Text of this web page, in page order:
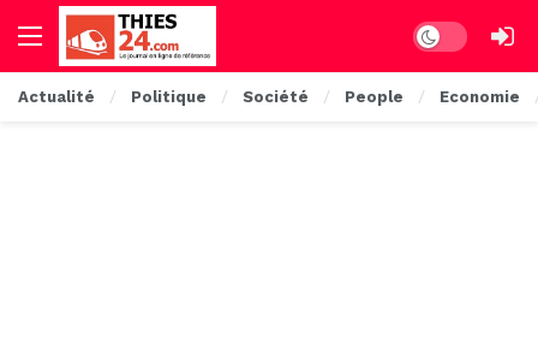
Dark mode
Actualité Politique Société People Economie